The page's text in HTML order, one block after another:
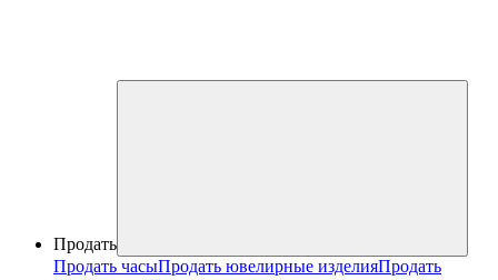
Продать
Продать часыПродать ювелирные изделияПродать